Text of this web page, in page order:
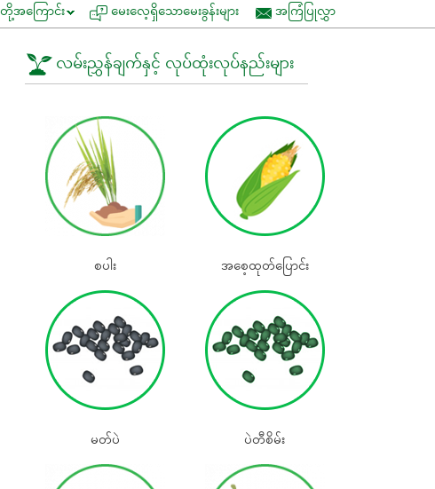
ကွင်းသရုပ်ပြပွဲတွင် ပူးပေါင်းပါဝင်နိုင်ပါရန် ဖိတ်ကြားခြင်း
အကြောင်း မေးလေ့ရှိသောမေးခွန်းများ အကြံပြုလွှာ
လမ်းညွှန်ချက်နှင့် လုပ်ထုံးလုပ်နည်းများ
စပါး အစေ့ထုတ်‌ပြောင်း
မတ်ပဲ ပဲတီစိမ်း